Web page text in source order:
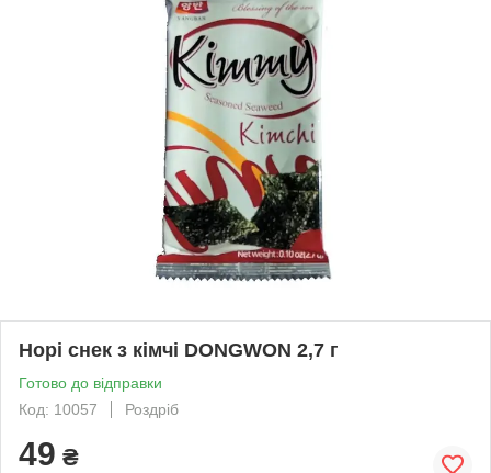
Норі снек з кімчі DONGWON 2,7 г
Готово до відправки
Код: 10057
Роздріб
49 ₴